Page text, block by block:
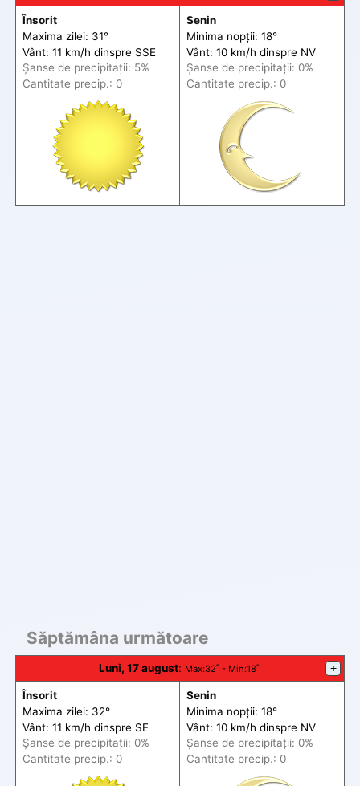
Însorit
Maxima zilei: 31°
Vânt: 11 km/h dinspre SSE
Șanse de precipitații: 5%
Cantitate precip.: 0
Senin
Minima nopții: 18°
Vânt: 10 km/h dinspre NV
Șanse de precipitații: 0%
Cantitate precip.: 0
Săptămâna următoare
Luni, 17 august: Max:32˚ - Min:18˚ +
Însorit
Maxima zilei: 32°
Vânt: 11 km/h dinspre SE
Șanse de precipitații: 0%
Cantitate precip.: 0
Senin
Minima nopții: 18°
Vânt: 10 km/h dinspre NV
Șanse de precipitații: 0%
Cantitate precip.: 0